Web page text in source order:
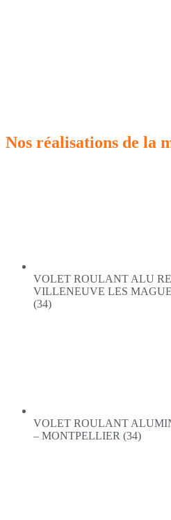
Nos réalisations de la
VOLET ROULANT ALU
VILLENEUVE LES
(34)
VOLET ROULANT
– MONTPELLIER (34)